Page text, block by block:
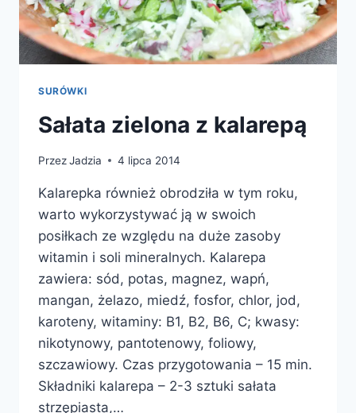
SURÓWKI
Sałata zielona z kalarepą
PrzezJadzia 4 lipca 2014
Kalarepka również obrodziła w tym roku,
warto wykorzystywać ją w swoich
posiłkach ze względu na duże zasoby
witamin i soli mineralnych. Kalarepa
zawiera: sód, potas, magnez, wapń,
mangan, żelazo, miedź, fosfor, chlor, jod,
karoteny, witaminy: B1, B2, B6, C; kwasy:
nikotynowy, pantotenowy, foliowy,
szczawiowy. Czas przygotowania – 15 min.
Składniki kalarepa – 2-3 sztuki sałata
strzępiasta,…